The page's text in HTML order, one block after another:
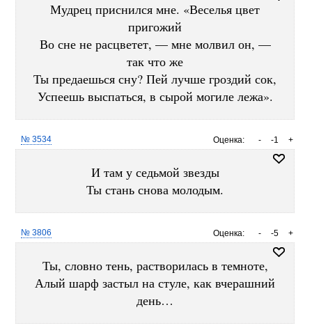
Мудрец приснился мне. «Веселья цвет
пригожий
Во сне не расцветет, — мне молвил он, —
так что же
Ты предаешься сну? Пей лучше гроздий сок,
Успеешь выспаться, в сырой могиле лежа».
Оценка: +
-1
-
№ 3534
И там у седьмой звезды
Ты стань снова молодым.
Оценка: +
-5
-
№ 3806
Ты, словно тень, растворилась в темноте,
Алый шарф застыл на стуле, как вчерашний
день…